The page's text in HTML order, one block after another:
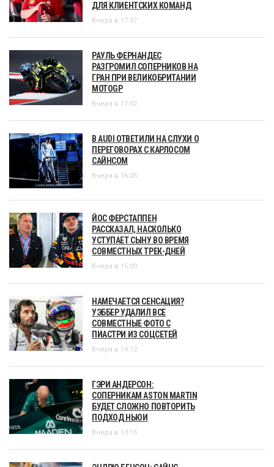
ДЛЯ КЛИЕНТСКИХ КОМАНД
Вчера в 17:57
РАУЛЬ ФЕРНАНДЕС
РАЗГРОМИЛ СОПЕРНИКОВ НА
ГРАН ПРИ ВЕЛИКОБРИТАНИИ
MOTOGP
Вчера в 17:02
В AUDI ОТВЕТИЛИ НА СЛУХИ О
ПЕРЕГОВОРАХ С КАРЛОСОМ
САЙНСОМ
Вчера в 16:05
ЙОС ФЕРСТАППЕН
РАССКАЗАЛ, НАСКОЛЬКО
УСТУПАЕТ СЫНУ ВО ВРЕМЯ
СОВМЕСТНЫХ ТРЕК-ДНЕЙ
Вчера в 15:09
НАМЕЧАЕТСЯ СЕНСАЦИЯ?
УЭББЕР УДАЛИЛ ВСЕ
СОВМЕСТНЫЕ ФОТО С
ПИАСТРИ ИЗ СОЦСЕТЕЙ
Вчера в 14:12
ГЭРИ АНДЕРСОН:
СОПЕРНИКАМ ASTON MARTIN
БУДЕТ СЛОЖНО ПОВТОРИТЬ
ПОДХОД НЬЮИ
Вчера в 13:15